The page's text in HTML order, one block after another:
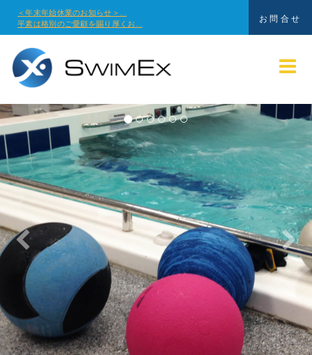
＜年末年始休業のお知らせ＞...
平素は格別のご愛顧を賜り厚くお...
お問合せ
Previous